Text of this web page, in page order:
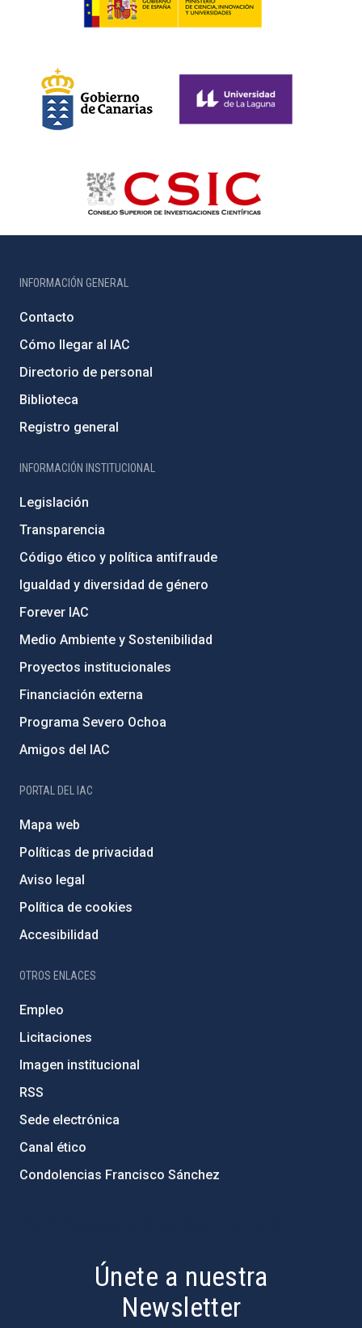
INFORMACIÓN GENERAL
Contacto
Cómo llegar al IAC
Directorio de personal
Biblioteca
Registro general
INFORMACIÓN INSTITUCIONAL
Legislación
Transparencia
Código ético y política antifraude
Igualdad y diversidad de género
Forever IAC
Medio Ambiente y Sostenibilidad
Proyectos institucionales
Financiación externa
Programa Severo Ochoa
Amigos del IAC
PORTAL DEL IAC
Mapa web
Políticas de privacidad
Aviso legal
Política de cookies
Accesibilidad
OTROS ENLACES
Empleo
Licitaciones
Imagen institucional
RSS
Sede electrónica
Canal ético
Condolencias Francisco Sánchez
Únete a nuestra
Newsletter